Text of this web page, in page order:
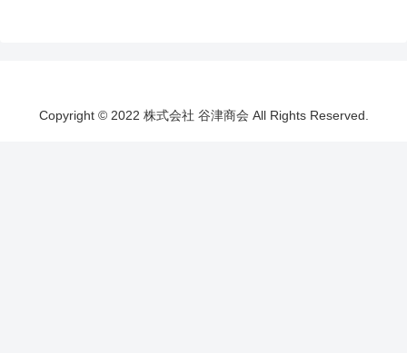
Copyright © 2022 株式会社 谷津商会 All Rights Reserved.